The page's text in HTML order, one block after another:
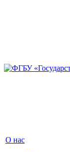
О нас